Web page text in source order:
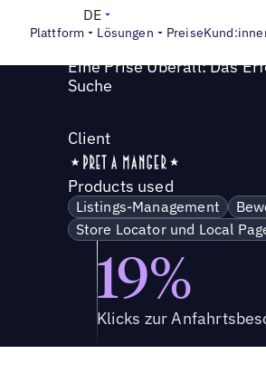
Plattform Lösungen Preise
DE
Success Story
Eine Prise Uberall: Das
Suche
Client
Products used
Listings-Management
Store Locator und Local
19%
Klicks zur